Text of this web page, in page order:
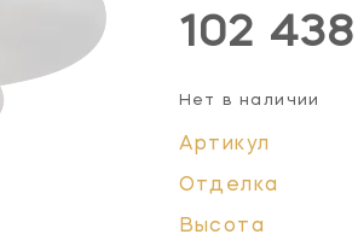
102
Нет в наличии
Артикул
Отделка
Высота